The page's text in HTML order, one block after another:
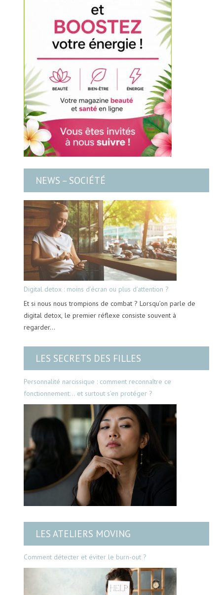
NEWS – SOCIÉTÉ
Digital detox : moins d’écran ou plus d’attention ?
Et si nous nous trompions de combat ? Lorsqu’on parle de
digital detox, le premier réflexe consiste souvent à
regarder…
LES SECRETS DES FILLES
Personnalité narcissique : comment reconnaître ce
fonctionnement… et surtout s’en protéger ?
LES ATELIERS MOVING
Comment détecter et éviter le burn-out ?